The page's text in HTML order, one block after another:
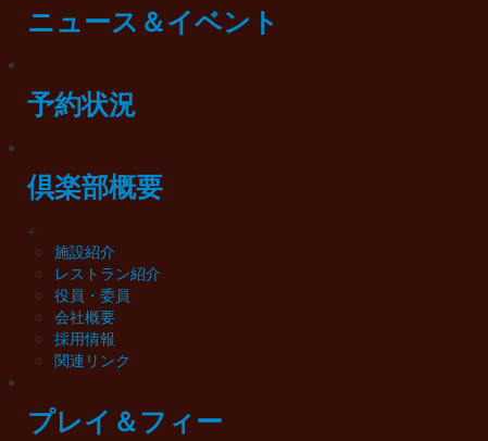
ニュース＆イベント
予約状況
倶楽部概要
+
施設紹介
レストラン紹介
役員・委員
会社概要
採用情報
関連リンク
プレイ＆フィー